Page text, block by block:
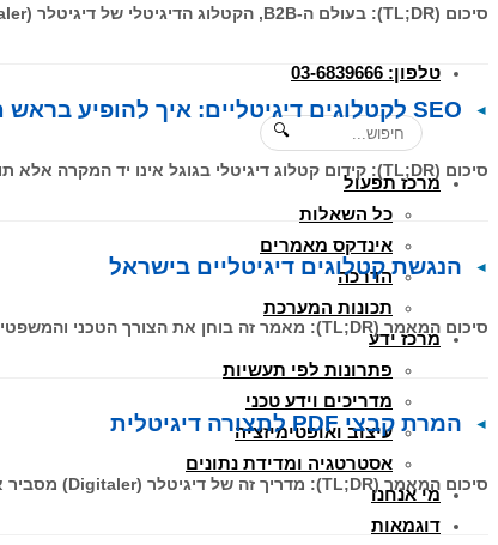
טלפון: 03-6839666
🔍
מרכז תפעול
כל השאלות
אינדקס מאמרים
הדרכה
תכונות המערכת
מרכז ידע
פתרונות לפי תעשיות
מדריכים וידע טכני
עיצוב ואופטימיזציה
אסטרטגיה ומדידת נתונים
מי אנחנו
דוגמאות
סיכום (TL;DR): בעולם ה-B2B, הקטלוג הדיגיטלי של דיגיטלר (Digitaler) הופך מכלי תצוגה פסיבי למכונת גיוס לידים אקטיבית. על ידי שילוב
SEO לקטלוגים דיגיטליים: איך להופיע בראש תוצאות גוגל?
סיכום (TL;DR): קידום קטלוג דיגיטלי בגוגל אינו יד המקרה אלא תוצאה של טכנולוגיה נכונה. שימוש בפורמט HTML5 של דיגיטלר (Digitaler)
הנגשת קטלוגים דיגיטליים בישראל
סיכום המאמר (TL;DR): מאמר זה בוחן את הצורך הטכני והמשפטי בהנגשת קטלוגים דיגיטליים (Flipping Books) עבור אנשים עם מוגבלות. הממצא
המרת קבצי PDF לתצורה דיגיטלית
סיכום המאמר (TL;DR): מדריך זה של דיגיטלר (Digitaler) מסביר את התהליך הטכנולוגי של המרת קבצי PDF סטטיים לפורמט דיגיטלי אינטראקטיבי (Flipping